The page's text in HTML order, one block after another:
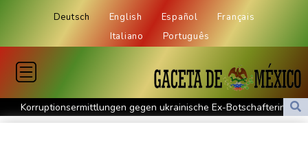
Deutsch English Español
Français
Italiano
Português
Korruptionsermittlungen gegen ukrainische Ex-Botschafterin in
den USA